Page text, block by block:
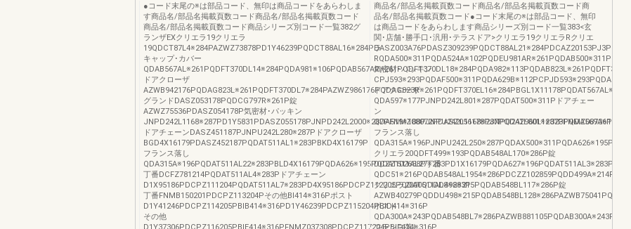
●コード末尾の※は部品コード、無印は商品コードをあらわしま
す商品名/部品名掲載頁数コード商品名/部品名掲載頁数コード
商品名/部品名掲載頁数コード商品シリーズ別コード一覧382グ
ランザEXクリエラ19クリエラ
キャップ･カバー
ドアクローザ
グランドDASZ053178PQDCG797R※261P錠
AZWZ75536PDASZ054178P気密材･パッキン
ドアチェーンDASZ451187PJNPU242L280※287Pドアクローザ
BGD4X16179PDASZ452187PQDAT511AL1※283PBKD4X16179P
フランス落し
丁番DCFZ781214PQDAT511AL4※283Pドアチェーン
D1X95186PDCPZ111204PQDAT511AL7※283PD4X95186PDCPZ112205PQDAT511AL8※283P
丁番FNMB150201PDCPZ113204Pその他BI414※316Pポスト
D1Y41246PDCPZ114205PBIB414※316PD1Y46239PDCPZ115204PBID414※316P
その他
D1Y37306PDCPZ116205PBIE414※316PFNMZ037308PDCPZ117204PBIF414※316P
商品名/部品名掲載頁数コード商品名/部品名掲載頁数コード商
品名/部品名掲載頁数コード●コード末尾の※は部品コード、無印
は商品コードをあらわします商品シリーズ別コード一覧383<玄
関･店舗･勝手口･汎用･テラスドア>クリエラ19クリエラRクリエ
ラ
気密材･パッキン
ドアクローザ
QDA597※177PJNPD242L801※287PQDAT500※311Pドアチェー
ン
フランス落し
クリエラ20QDFT499※193PQDAB548AL170※286P錠
DCZZ102658P丁番
クリエラ2000QDDD498※215PQDAB548BL117※286P錠
ポスト
フランス落し